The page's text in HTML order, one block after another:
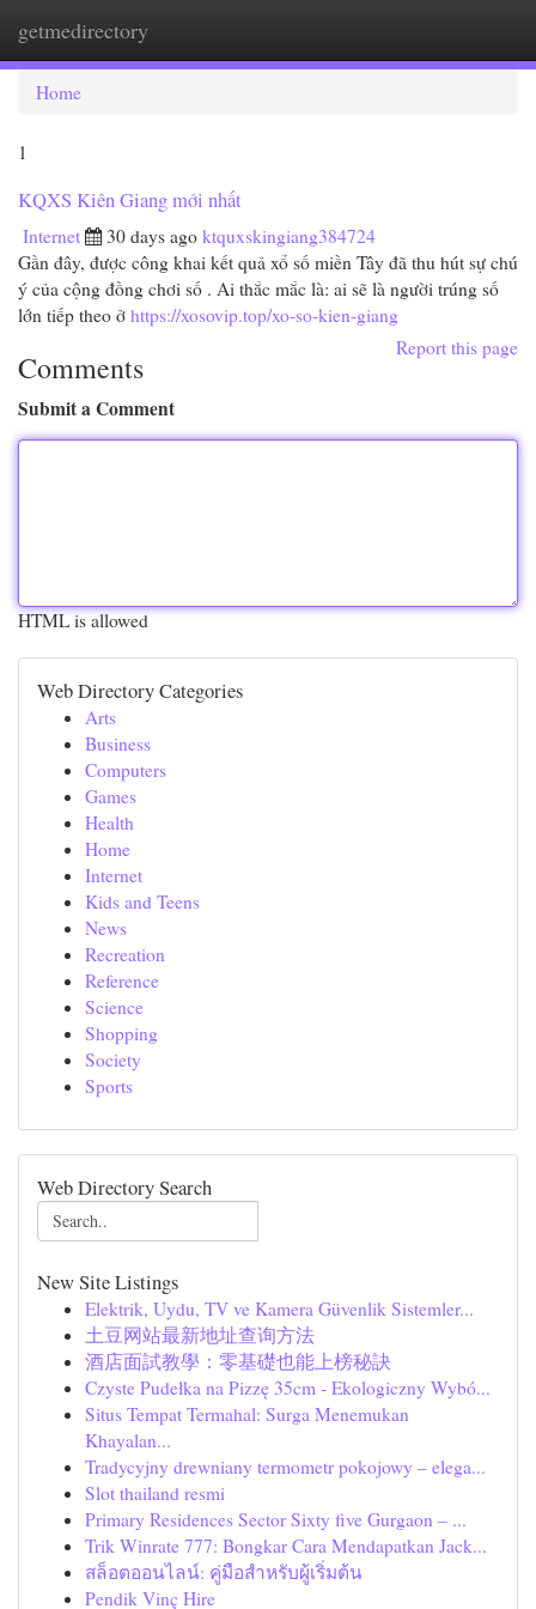
getmedirectory
Home
1
KQXS Kiên Giang mới nhất
Internet 30 days ago ktquxskingiang384724
Gần đây, được công khai kết quả xổ số miền Tây đã thu hút sự chú
ý của cộng đồng chơi số . Ai thắc mắc là: ai sẽ là người trúng số
lớn tiếp theo ở https://xosovip.top/xo-so-kien-giang
Report this page
Comments
Submit a Comment
HTML is allowed
Web Directory Categories
Arts
Business
Computers
Games
Health
Home
Internet
Kids and Teens
News
Recreation
Reference
Science
Shopping
Society
Sports
Web Directory Search
New Site Listings
Elektrik, Uydu, TV ve Kamera Güvenlik Sistemler...
土豆网站最新地址查询方法
酒店面試教學：零基礎也能上榜秘訣
Czyste Pudełka na Pizzę 35cm - Ekologiczny Wybó...
Situs Tempat Termahal: Surga Menemukan
Khayalan...
Tradycyjny drewniany termometr pokojowy – elega...
Slot thailand resmi
Primary Residences Sector Sixty five Gurgaon – ...
Trik Winrate 777: Bongkar Cara Mendapatkan Jack...
สล็อตออนไลน์: คู่มือสำหรับผู้เริ่มต้น
Pendik Vinç Hire